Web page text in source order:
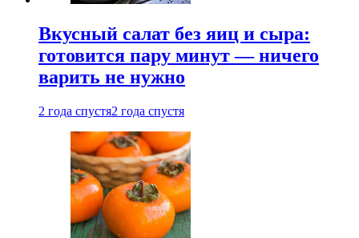
Вкусный салат без яиц и сыра:
готовится пару минут — ничего
варить не нужно
2 года спустя2 года спустя